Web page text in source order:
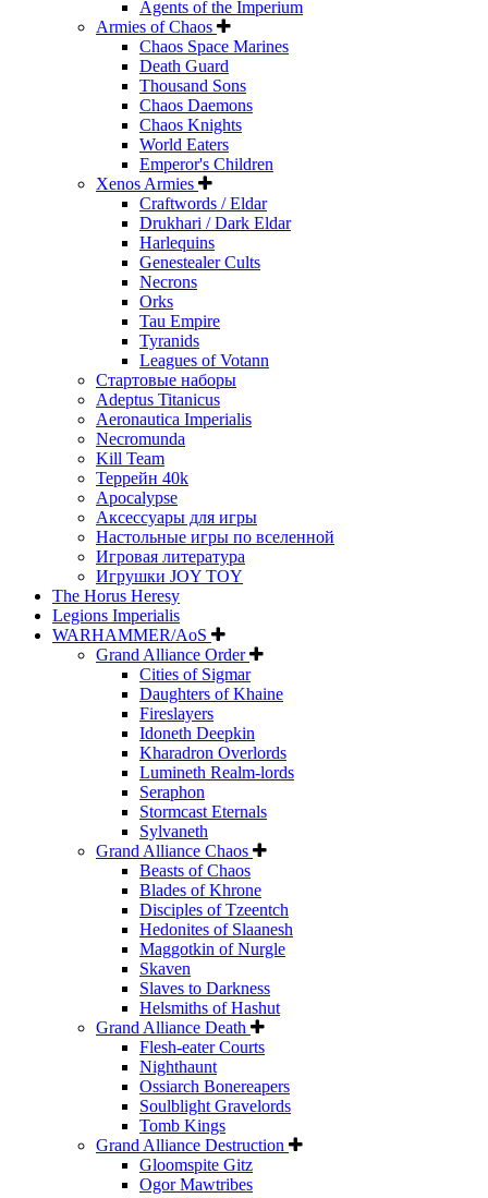
Agents of the Imperium
Armies of Chaos
Chaos Space Marines
Death Guard
Thousand Sons
Chaos Daemons
Chaos Knights
World Eaters
Emperor's Children
Xenos Armies
Craftwords / Eldar
Drukhari / Dark Eldar
Harlequins
Genestealer Cults
Necrons
Orks
Tau Empire
Tyranids
Leagues of Votann
Стартовые наборы
Adeptus Titanicus
Aeronautica Imperialis
Necromunda
Kill Team
Террейн 40k
Apocalypse
Аксессуары для игры
Настольные игры по вселенной
Игровая литература
Игрушки JOY TOY
The Horus Heresy
Legions Imperialis
WARHAMMER/AoS
Grand Alliance Order
Cities of Sigmar
Daughters of Khaine
Fireslayers
Idoneth Deepkin
Kharadron Overlords
Lumineth Realm-lords
Seraphon
Stormcast Eternals
Sylvaneth
Grand Alliance Chaos
Beasts of Chaos
Blades of Khrone
Disciples of Tzeentch
Hedonites of Slaanesh
Maggotkin of Nurgle
Skaven
Slaves to Darkness
Helsmiths of Hashut
Grand Alliance Death
Flesh-eater Courts
Nighthaunt
Ossiarch Bonereapers
Soulblight Gravelords
Tomb Kings
Grand Alliance Destruction
Gloomspite Gitz
Ogor Mawtribes